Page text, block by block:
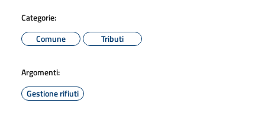
Categorie:
Comune
Tributi
Argomenti:
Gestione rifiuti